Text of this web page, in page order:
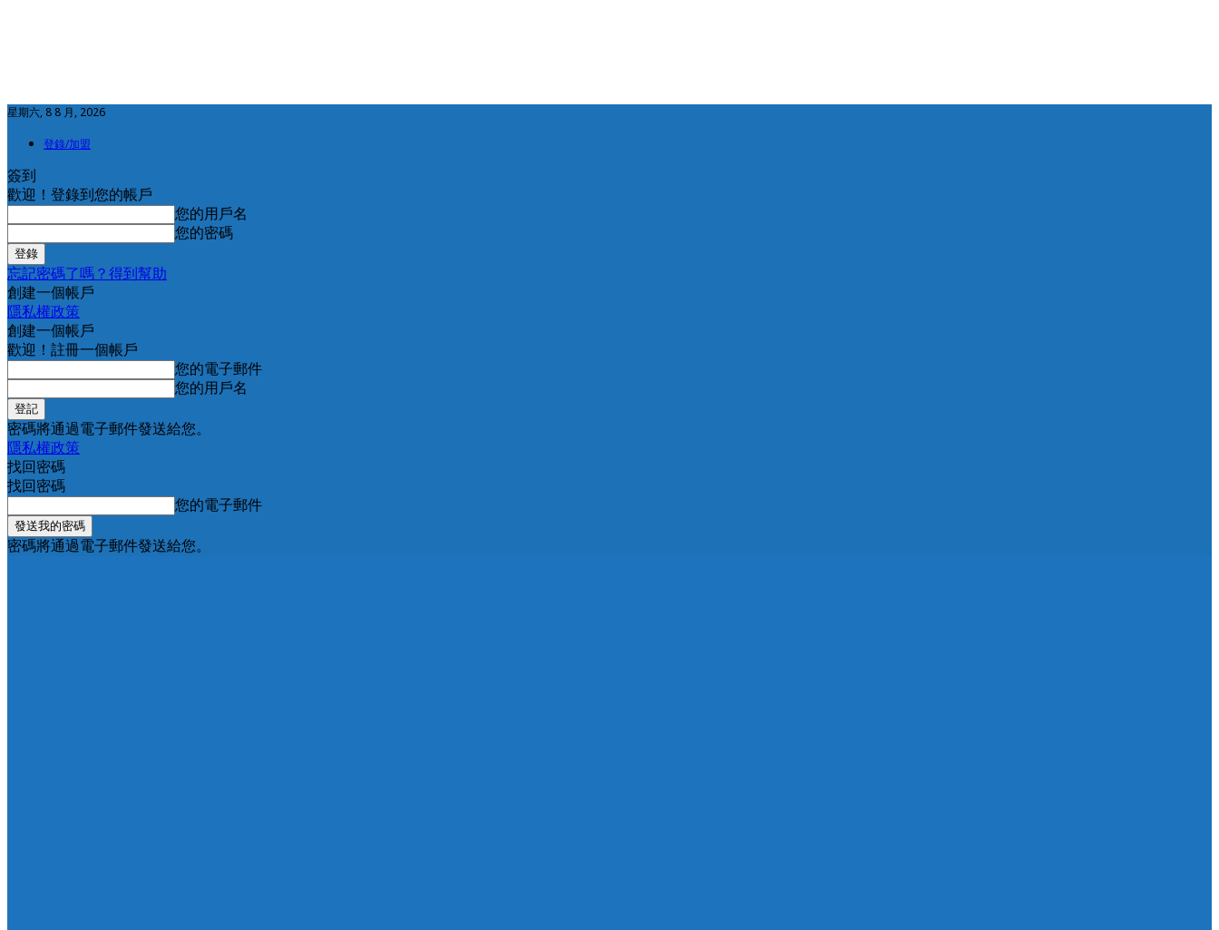
星期六, 8 8 月, 2026
登錄/加盟
簽到
歡迎！登錄到您的帳戶
您的用戶名
您的密碼
忘記密碼了嗎？得到幫助
創建一個帳戶
隱私權政策
創建一個帳戶
歡迎！註冊一個帳戶
您的電子郵件
您的用戶名
密碼將通過電子郵件發送給您。
隱私權政策
找回密碼
找回密碼
您的電子郵件
密碼將通過電子郵件發送給您。